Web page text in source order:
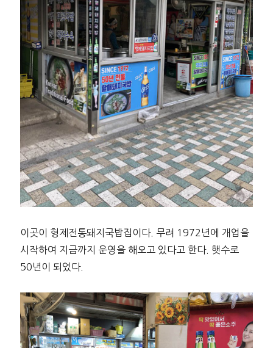
이곳이 형제전통돼지국밥집이다. 무려 1972년에 개업을
시작하여 지금까지 운영을 해오고 있다고 한다. 햇수로
50년이 되었다.